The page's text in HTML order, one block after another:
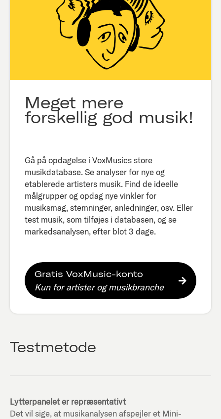
Meget mere
forskellig god musik!
Gå på opdagelse i VoxMusics store
musikdatabase. Se analyser for nye og
etablerede artisters musik. Find de ideelle
målgrupper og opdag nye vinkler for
musiksmag, stemninger, anledninger, osv. Eller
test musik, som tilføjes i databasen, og se
markedsanalysen, efter blot 3 dage.​
Gratis VoxMusic-konto
Kun for artister og musikbranche
Testmetode
Lytterpanelet er repræsentativt
Det vil sige, at musikanalysen afspejler et Mini-